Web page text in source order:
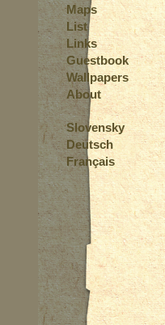
Maps
List
Links
Guestbook
Wallpapers
About
Slovensky
Deutsch
Français